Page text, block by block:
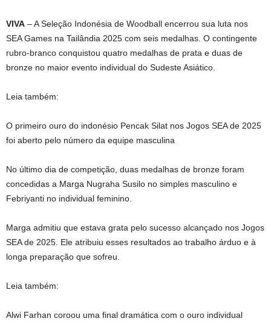
VIVA – A Seleção Indonésia de Woodball encerrou sua luta nos
SEA Games na Tailândia 2025 com seis medalhas. O contingente
rubro-branco conquistou quatro medalhas de prata e duas de
bronze no maior evento individual do Sudeste Asiático.
Leia também:
O primeiro ouro do indonésio Pencak Silat nos Jogos SEA de 2025
foi aberto pelo número da equipe masculina
No último dia de competição, duas medalhas de bronze foram
concedidas a Marga Nugraha Susilo no simples masculino e
Febriyanti no individual feminino.
Marga admitiu que estava grata pelo sucesso alcançado nos Jogos
SEA de 2025. Ele atribuiu esses resultados ao trabalho árduo e à
longa preparação que sofreu.
Leia também:
Alwi Farhan coroou uma final dramática com o ouro individual